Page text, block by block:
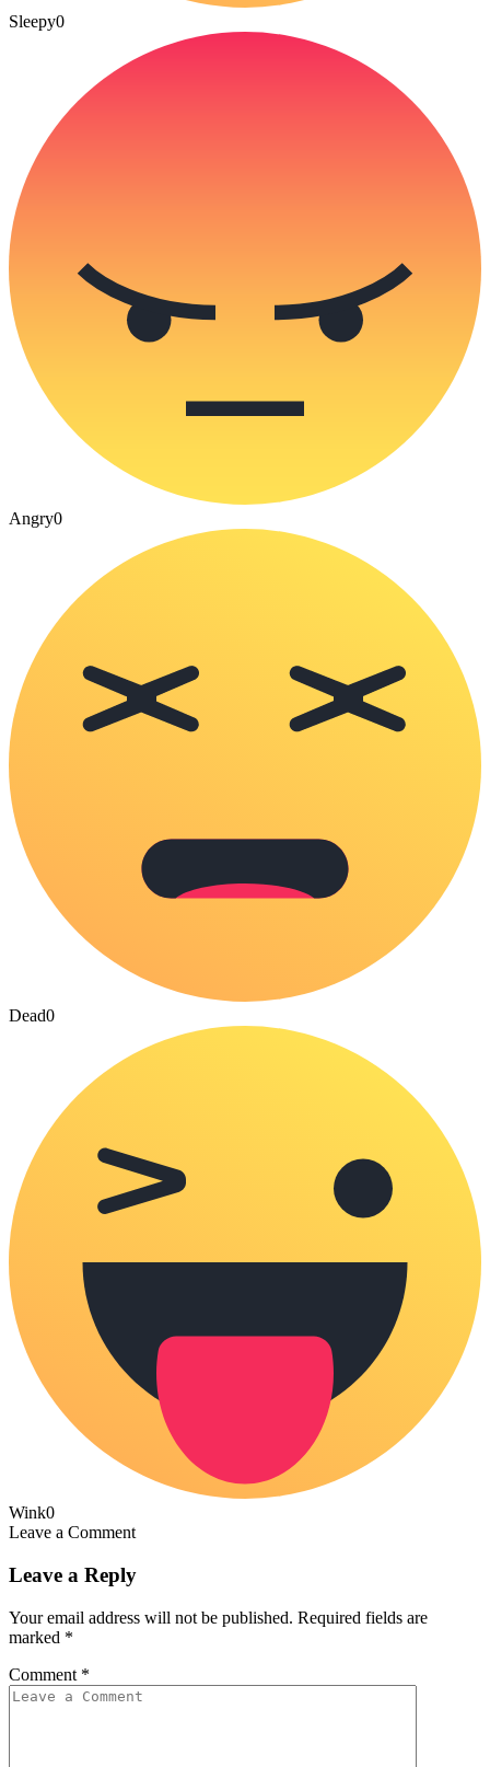
Sleepy0
Angry0
Dead0
Wink0
Leave a Comment
Leave a Reply
Your email address will not be published. Required fields are
marked *
Comment *